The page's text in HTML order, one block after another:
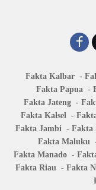
Fakta Kalbar
Fakta Papua
Fakta Jateng
Fakta Kalsel
Fakta Jambi
Fakta
Fakta Maluku
Fakta Manado
Fakta Riau
Fakta